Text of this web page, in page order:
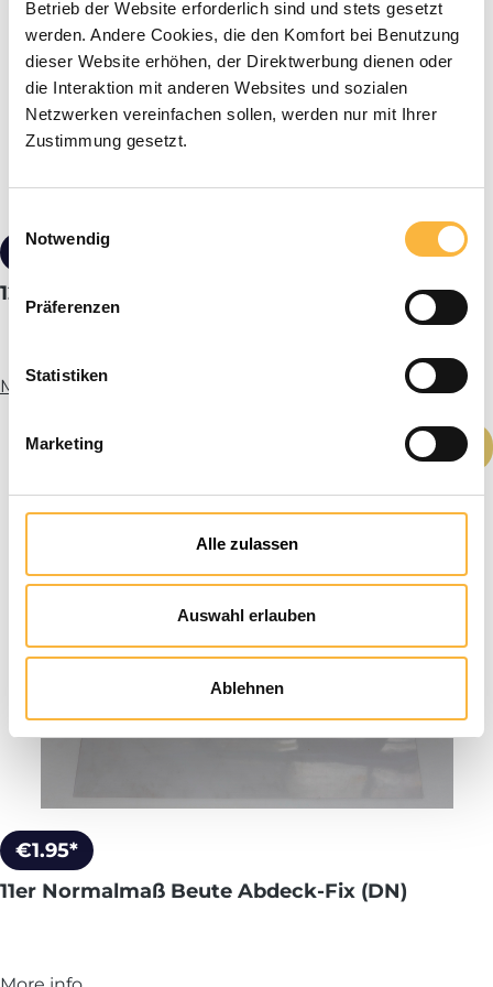
Betrieb der Website erforderlich sind und stets gesetzt
werden. Andere Cookies, die den Komfort bei Benutzung
dieser Website erhöhen, der Direktwerbung dienen oder
die Interaktion mit anderen Websites und sozialen
Netzwerken vereinfachen sollen, werden nur mit Ihrer
Zustimmung gesetzt.
Notwendig
Präferenzen
Statistiken
Marketing
Alle zulassen
Auswahl erlauben
Ablehnen
€1.95*
12er Dadant US or leaf cover fix crystal clear
More info
Product Quantity: Enter the desired
Add to shopping cart
€1.95*
11er Normalmaß Beute Abdeck-Fix (DN)